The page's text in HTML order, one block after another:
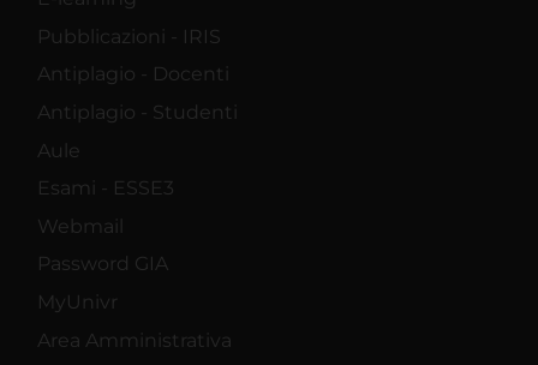
Pubblicazioni - IRIS
Antiplagio - Docenti
Antiplagio - Studenti
Aule
Esami - ESSE3
Webmail
Password GIA
MyUnivr
Area Amministrativa